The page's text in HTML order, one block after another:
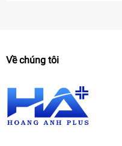
Về chúng tôi